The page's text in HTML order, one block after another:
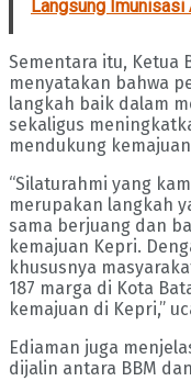
Langsung Imunisasi
Sementara itu, Ketua
menyatakan bahwa
langkah baik dalam
sekaligus
mendukung
“Silaturahmi yang
merupakan langkah
sama berjuang dan
kemajuan Kepri.
khususnya
187 marga di Kota
kemajuan di Kepri,”
Ediaman juga
dijalin antara BBM